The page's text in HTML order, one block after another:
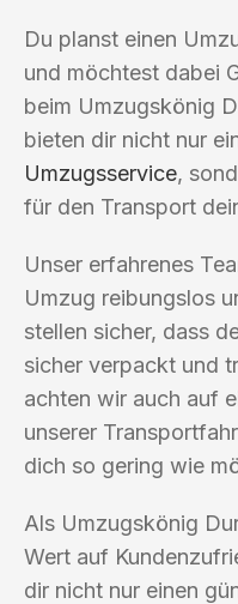
Du planst einen
und möchtest dabei
beim Umzugskönig
bieten dir nicht nur
Umzugsservice,
für den Transport
Unser erfahrenes
Umzug reibungslos
stellen sicher, dass
sicher verpackt und
achten wir auch auf
unserer
dich so gering wie
Als Umzugskönig
Wert auf
dir nicht nur einen